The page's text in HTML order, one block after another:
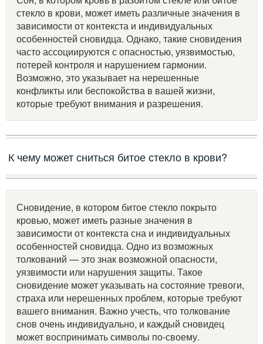
стекло в крови, может иметь различные значения в
зависимости от контекста и индивидуальных
особенностей сновидца. Однако, такие сновидения
часто ассоциируются с опасностью, уязвимостью,
потерей контроля и нарушением гармонии.
Возможно, это указывает на нерешенные
конфликты или беспокойства в вашей жизни,
которые требуют внимания и разрешения.
К чему может сниться битое стекло в крови?
Сновидение, в котором битое стекло покрыто
кровью, может иметь разные значения в
зависимости от контекста сна и индивидуальных
особенностей сновидца. Одно из возможных
толкований — это знак возможной опасности,
уязвимости или нарушения защиты. Такое
сновидение может указывать на состояние тревоги,
страха или нерешенных проблем, которые требуют
вашего внимания. Важно учесть, что толкование
снов очень индивидуально, и каждый сновидец
может воспринимать символы по-своему.